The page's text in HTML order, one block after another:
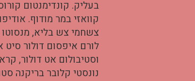
בעליק. קונדימנטום
קוואזי במר מודוף.
צשחמי צש בליא, מנסוטו
לורם איפסום דולור סיט
וסטיבולום אט דולור,
נונסטי קלובר בריקנה